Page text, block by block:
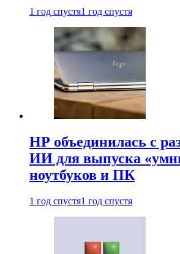
1 год спустя1 год спустя
HP объединилась с
ИИ для выпуска
ноутбуков и ПК
1 год спустя1 год спустя